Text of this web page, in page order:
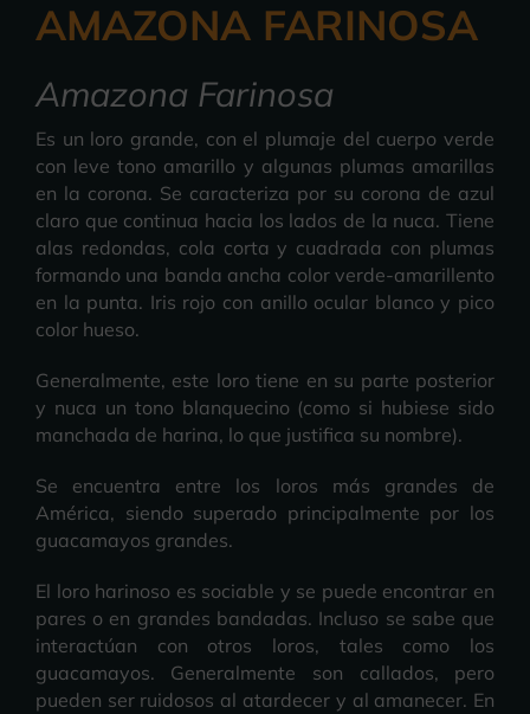
AMAZONA FARINOSA
Amazona Farinosa
Es un loro grande, con el plumaje del cuerpo verde
con leve tono amarillo y algunas plumas amarillas
en la corona. Se caracteriza por su corona de azul
claro que continua hacia los lados de la nuca. Tiene
alas redondas, cola corta y cuadrada con plumas
formando una banda ancha color verde-amarillento
en la punta. Iris rojo con anillo ocular blanco y pico
color hueso.
Generalmente, este loro tiene en su parte posterior
y nuca un tono blanquecino (como si hubiese sido
manchada de harina, lo que justifica su nombre).
Se encuentra entre los loros más grandes de
América, siendo superado principalmente por los
guacamayos grandes.
El loro harinoso es sociable y se puede encontrar en
pares o en grandes bandadas. Incluso se sabe que
interactúan con otros loros, tales como los
guacamayos. Generalmente son callados, pero
pueden ser ruidosos al atardecer y al amanecer. En